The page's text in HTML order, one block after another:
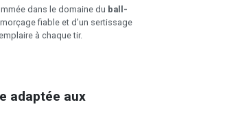
dans le domaine du ball-
fiable et d’un sertissage
à chaque tir.
adaptée aux